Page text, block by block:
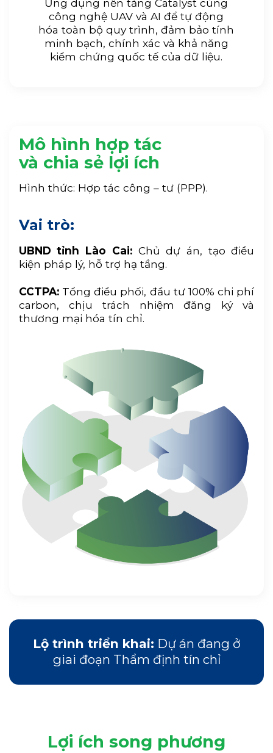
công nghệ UAV và AI để tự động
hóa toàn bộ quy trình, đảm bảo tính
minh bạch, chính xác và khả năng
kiểm chứng quốc tế của dữ liệu.
Mô hình hợp tác
và chia sẻ lợi ích
Hình thức: Hợp tác công – tư (PPP).
Vai trò:
UBND tỉnh Lào Cai:Chủ dự án, tạo điều
kiện pháp lý, hỗ trợ hạ tầng.
CCTPA:Tổng điều phối, đầu tư 100% chi phí
carbon, chịu trách nhiệm đăng ký và
thương mại hóa tín chỉ.
Lộ trình triển khai: Dự án đang ở
giai đoạn Thẩm định tín chỉ
Lợi ích song phương